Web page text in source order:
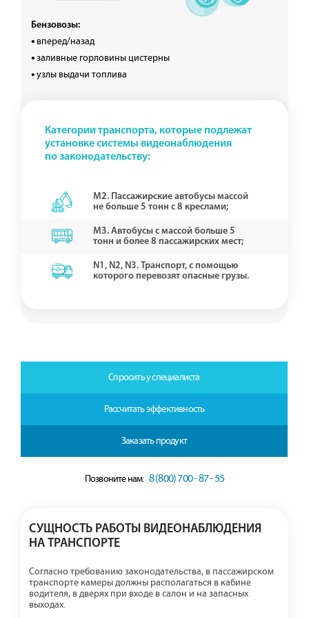
Бензовозы:
вперед/назад
заливные горловины цистерны
узлы выдачи топлива
Категории транспорта, которые подлежат
установке системы видеонаблюдения
по законодательству:
М2. Пассажирские автобусы массой
не больше 5 тонн с 8 креслами;
М3. Автобусы с массой больше 5
тонн и более 8 пассажирских мест;
N1, N2, N3. Транспорт, с помощью
которого перевозят опасные грузы.
Спросить у специалиста
Рассчитать эффективность
Заказать продукт
Позвоните нам: 8 (800) 700 - 87 - 55
СУЩНОСТЬ РАБОТЫ ВИДЕОНАБЛЮДЕНИЯ
НА ТРАНСПОРТЕ
Согласно требованию законодательства, в пассажирском
транспорте камеры должны располагаться в кабине
водителя, в дверях при входе в салон и на запасных
выходах.